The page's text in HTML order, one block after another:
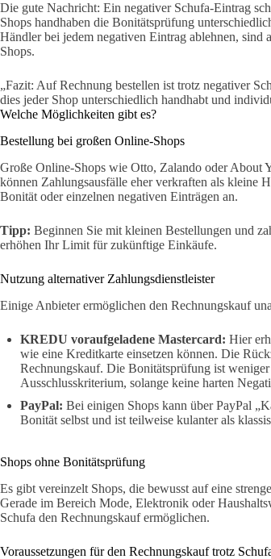
Die gute Nachricht: Ein negativer Schufa-Eintrag
Shops handhaben die Bonitätsprüfung
Händler bei jedem negativen Eintrag ablehnen, sind
Shops.
„Fazit: Auf Rechnung bestellen ist trotz negativer
dies jeder Shop unterschiedlich handhabt und
Welche Möglichkeiten gibt es?
Bestellung bei großen Online-Shops
Große Online-Shops wie Otto, Zalando oder About
können Zahlungsausfälle eher verkraften als kleine
Bonität oder einzelnen negativen Einträgen an.
Tipp: Beginnen Sie mit kleinen Bestellungen und
erhöhen Ihr Limit für zukünftige Einkäufe.
Nutzung alternativer Zahlungsdienstleister
Einige Anbieter ermöglichen den Rechnungskauf
KREDU voraufgeladene Mastercard: Hier
wie eine Kreditkarte einsetzen können. Die
Rechnungskauf. Die Bonitätsprüfung ist
Ausschlusskriterium, solange keine harten
PayPal: Bei einigen Shops kann über PayPal
Bonität selbst und ist teilweise kulanter als
Shops ohne Bonitätsprüfung
Es gibt vereinzelt Shops, die bewusst auf eine
Gerade im Bereich Mode, Elektronik oder
Schufa den Rechnungskauf ermöglichen.
Voraussetzungen für den Rechnungskauf trotz